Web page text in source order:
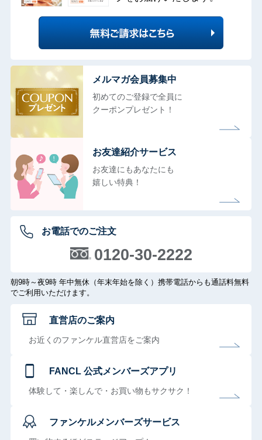
メルマガ会員募集中
初めてのご登録で全員に
クーポンプレゼント！
お友達紹介サービス
お友達にもあなたにも
嬉しい特典！
お電話でのご注文
0120-30-2222
朝9時～夜9時 年中無休（年末年始を除く）携帯電話からも通話料無料
でご利用いただけます。
直営店のご案内
お近くのファンケル直営店をご案内
FANCL 公式メンバーズアプリ
体験して・楽しんで・お買い物もサクサク！
ファンケルメンバーズサービス